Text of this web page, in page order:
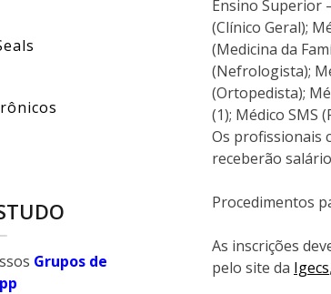
Ensino Superior
(Clínico Geral);
(Medicina da
(Nefrologista);
(Ortopedista);
(1); Médico SMS
Os profissionais
receberão
Procedimentos
As inscrições
pelo site da Igecs
Grupos de